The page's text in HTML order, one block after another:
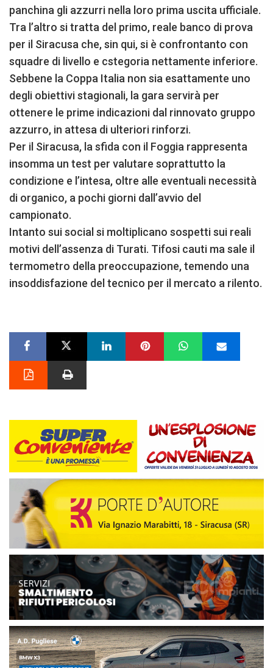
panchina gli azzurri nella loro prima uscita ufficiale.
Tra l’altro si tratta del primo, reale banco di prova
per il Siracusa che, sin qui, si è confrontanto con
squadre di livello e cstegoria nettamente inferiore.
Sebbene la Coppa Italia non sia esattamente uno
degli obiettivi stagionali, la gara servirà per
ottenere le prime indicazioni dal rinnovato gruppo
azzurro, in attesa di ulteriori rinforzi.
Per il Siracusa, la sfida con il Foggia rappresenta
insomma un test per valutare soprattutto la
condizione e l’intesa, oltre alle eventuali necessità
di organico, a pochi giorni dall’avvio del
campionato.
Intanto sui social si moltiplicano sospetti sui reali
motivi dell’assenza di Turati. Tifosi cauti ma sale il
termometro della preoccupazione, temendo una
insoddisfazione del tecnico per il mercato a rilento.